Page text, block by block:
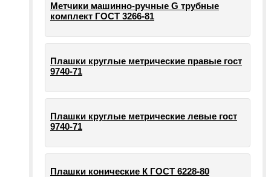
Метчики машинно-ручные G трубные
комплект ГОСТ 3266-81
Плашки круглые метрические правые гост
9740-71
Плашки круглые метрические левые гост
9740-71
Плашки конические К ГОСТ 6228-80